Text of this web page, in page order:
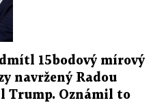
15bodový mírový
navržený Radou
Trump. Oznámil to